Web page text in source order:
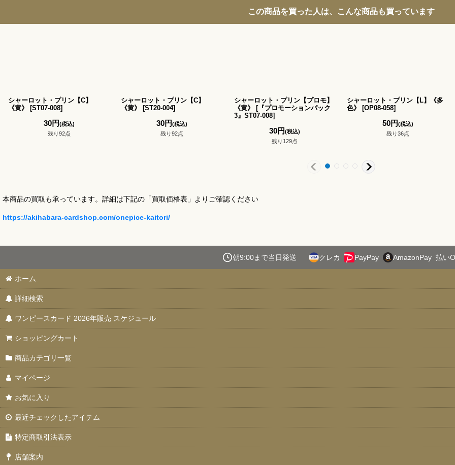
この商品を買った人は、こんな商品も買っています
シャーロット・プリン【C】
《黄》
[ST07-008]
30円(税込)
残り92点
シャーロット・プリン【C】
《黄》
[ST20-004]
30円(税込)
残り92点
シャーロット・プリン【プロモ】
《黄》
[『プロモーションパック
3』ST07-008]
30円(税込)
残り129点
シャーロット・プリン【L】《多
色》
[OP08-058]
50円(税込)
残り36点
本商品の買取も承っています。詳細は下記の「買取価格表」よりご確認ください
https://akihabara-cardshop.com/onepice-kaitori/
朝9:00まで当日発送 クレカ PayPay AmazonPay 払い
ホーム
詳細検索
ワンピースカード 2026年販売 スケジュール
ショッピングカート
商品カテゴリ一覧
マイページ
お気に入り
最近チェックしたアイテム
特定商取引法表示
店舗案内